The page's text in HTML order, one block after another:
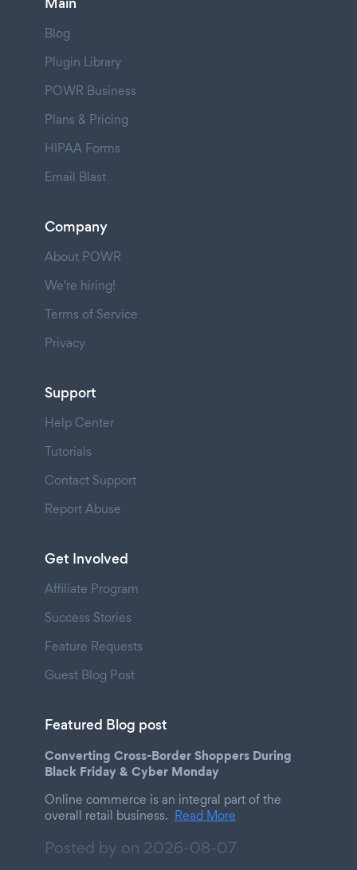
Blog
Plugin Library
POWR Business
Plans & Pricing
HIPAA Forms
Email Blast
Company
About POWR
We're hiring!
Terms of Service
Privacy
Support
Help Center
Tutorials
Contact Support
Report Abuse
Get Involved
Affiliate Program
Success Stories
Feature Requests
Guest Blog Post
Featured Blog post
Converting Cross-Border Shoppers During
Black Friday & Cyber Monday
Online commerce is an integral part of the
overall retail business. Read More
Posted by on 2026-08-07